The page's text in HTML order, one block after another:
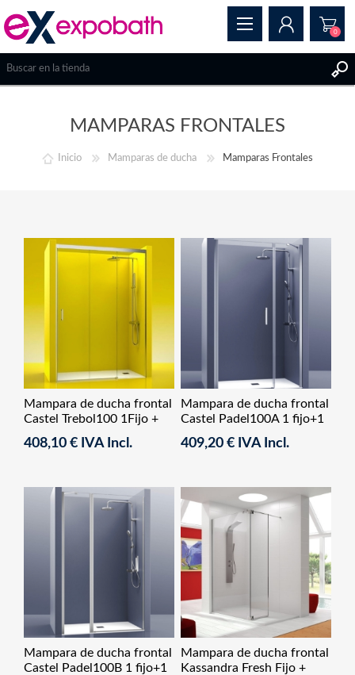
INICIAR SESIÓN
0
MAMPARAS FRONTALES
Inicio Mamparas de ducha Mamparas Frontales
Mampara de ducha frontal
Castel Trebol100 1Fijo +
408,10 € IVA Incl.
Mampara de ducha frontal
Castel Padel100A 1 fijo+1
409,20 € IVA Incl.
Mampara de ducha frontal
Castel Padel100B 1 fijo+1
Mampara de ducha frontal
Kassandra Fresh Fijo +